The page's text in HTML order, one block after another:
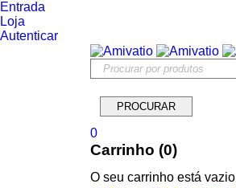
Entrada
Loja
Autenticar
0
Carrinho (0)
O seu carrinho está vazio